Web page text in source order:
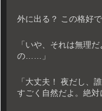
外に出る？ この格好で
「いや、それは無理
の……」
「大丈夫！ 夜だし、
すごく自然だよ。絶対